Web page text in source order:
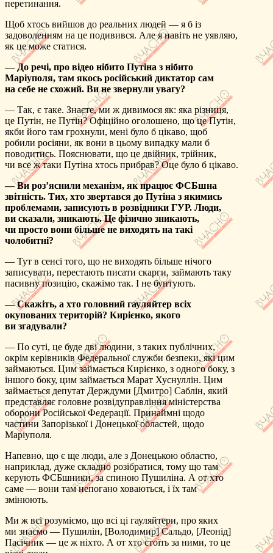
перетинання.
Щоб хтось вийшов до реальних людей — я б із
задоволенням на це подивився. Але я навіть не уявляю,
як це може статися.
— До речі, про відео нібито Путіна з нібито
Маріуполя, там якось російський диктатор сам
на себе не схожий. Ви не звернули увагу?
— Так, є таке. Знаєте, ми ж дивимося як: яка різниця,
це Путін, не Путін? Офіційно оголошено, що це Путін,
якби його там грохнули, мені було б цікаво, щоб
робили росіяни, як вони в цьому випадку мали б
поводитись. Пояснювати, що це двійник, трійник,
чи все ж таки Путіна хтось прибрав? Оце було б цікаво.
— Ви роз’яснили механізм, як працює ФСБшна
звітність. Тих, хто звертався до Путіна з якимись
проблемами, записують в розвідники ГУР. Люди,
ви сказали, зникають. Це фізично зникають,
чи просто вони більше не виходять на такі
чолобитні?
— Тут в сенсі того, що не виходять більше нічого
записувати, перестають писати скарги, займають таку
пасивну позицію, скажімо так. І не бунтують.
— Скажіть, а хто головний гауляйтер всіх
окупованих територій? Кирієнко, якого
ви згадували?
— По суті, це буде дві людини, з таких публічних,
окрім керівників Федеральної служби безпеки, які цим
займаються. Цим займається Кирієнко, з одного боку, з
іншого боку, цим займається Марат Хуснуллін. Цим
займається депутат Держдуми [Дмитро] Саблін, який
представляє головне розвідуправління міністерства
оборони Російської Федерації. Принаймні щодо
частини Запорізької і Донецької областей, щодо
Маріуполя.
Напевно, що є ще люди, але з Донецькою областю,
наприклад, дуже складно розібратися, тому що там
керують ФСБшники, за спиною Пушиліна. А от хто
саме — вони там непогано ховаються, і їх там
змінюють.
Ми ж всі розуміємо, що всі ці гауляйтери, про яких
ми знаємо — Пушилін, [Володимир] Сальдо, [Леонід]
Пасічник — це ж ніхто. А от хто стоїть за ними, то це